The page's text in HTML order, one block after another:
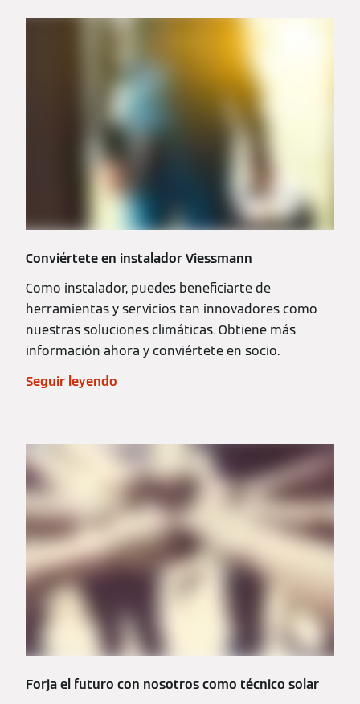
Conviértete en instalador Viessmann
Como instalador, puedes beneficiarte de
herramientas y servicios tan innovadores como
nuestras soluciones climáticas. Obtiene más
información ahora y conviértete en socio.
Seguir leyendo
Forja el futuro con nosotros como técnico solar